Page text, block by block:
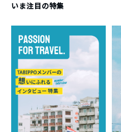
いま注目の特集